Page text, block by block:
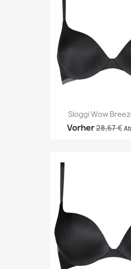
Sloggi Wow
Vorher28,67 € Ab